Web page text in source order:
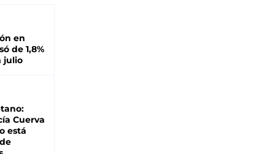
en
de 1,8%
julio
Cuerva
está